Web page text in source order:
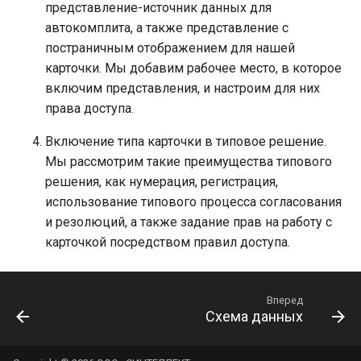
Работа с протоколами
совещаний
Типовой процесс
Потоковый ввод
Поиск документов в
решении
Отчёты
Диаграммы
Настройки электронной
Р7-Офис / OnlyOffice
Обработка фоновых
Создание/Редактирование
фоновых изображений
Функциональные роли
Умные роли
Установка второго
TESSA на этом же сервере
приложений
Настройка production
Установка платформы
среде управления
контейнерами Docker
Возможные проблемы
Часто решаемые задачи
API для работы с
выгружаемым содержимым
полей карточек
Создание контроллера веб-
База знаний
Горячие клавиши
Импорт сотрудников
Особенности загрузки
карточек
Календари
Перенос контента файлов из
БД на диск
из файлов, приложенных к
карточке
представление-источник данных для
автокомплита, а также представление с
постраничным отображением для нашей
карточки. Мы добавим рабочее место, в которое
включим представления, и настроим для них
права доступа.
Включение типа карточки в типовое решение.
Мы рассмотрим такие преимущества типового
решения, как нумерация, регистрация,
использование типового процесса согласования
и резолюций, а также задание прав на работу с
карточкой посредством правил доступа.
Вперед
Схема данных